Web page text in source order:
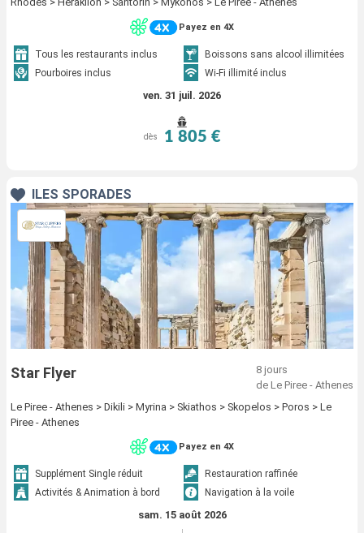
Payez en 4X
Tous les restaurants inclus
Boissons sans alcool illimitées
Pourboires inclus
Wi-Fi illimité inclus
ven. 31 juil. 2026
dès 1 805 €
ÎLES SPORADES
Star Flyer
8 jours
de Le Piree - Athenes
Le Piree - Athenes > Dikili > Myrina > Skiathos > Skopelos > Poros > Le
Piree - Athenes
Payez en 4X
Supplément Single réduit
Restauration raffinée
Activités & Animation à bord
Navigation à la voile
sam. 15 août 2026